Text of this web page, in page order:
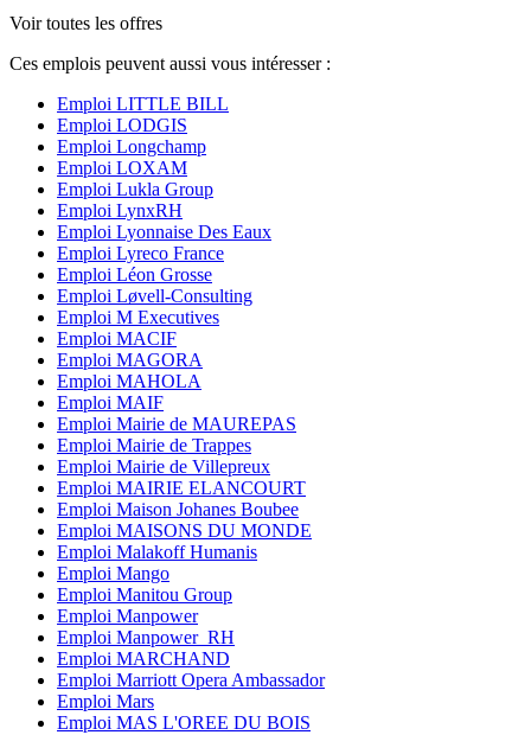
Voir toutes les offres
Ces emplois peuvent aussi vous intéresser :
Emploi LITTLE BILL
Emploi LODGIS
Emploi Longchamp
Emploi LOXAM
Emploi Lukla Group
Emploi LynxRH
Emploi Lyonnaise Des Eaux
Emploi Lyreco France
Emploi Léon Grosse
Emploi Løvell-Consulting
Emploi M Executives
Emploi MACIF
Emploi MAGORA
Emploi MAHOLA
Emploi MAIF
Emploi Mairie de MAUREPAS
Emploi Mairie de Trappes
Emploi Mairie de Villepreux
Emploi MAIRIE ELANCOURT
Emploi Maison Johanes Boubee
Emploi MAISONS DU MONDE
Emploi Malakoff Humanis
Emploi Mango
Emploi Manitou Group
Emploi Manpower
Emploi Manpower_RH
Emploi MARCHAND
Emploi Marriott Opera Ambassador
Emploi Mars
Emploi MAS L'OREE DU BOIS